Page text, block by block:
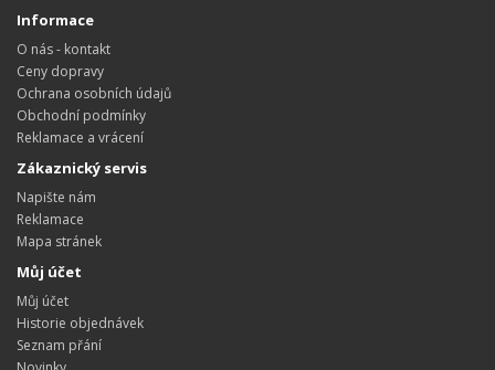
Informace
O nás - kontakt
Ceny dopravy
Ochrana osobních údajů
Obchodní podmínky
Reklamace a vrácení
Zákaznický servis
Napište nám
Reklamace
Mapa stránek
Můj účet
Můj účet
Historie objednávek
Seznam přání